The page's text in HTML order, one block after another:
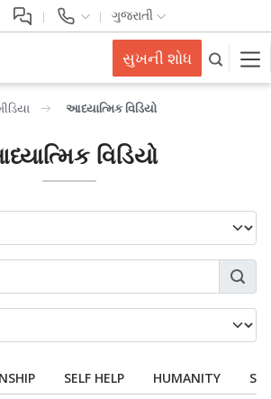
ગુજરાતી
સુખની શોધ
આધ્યાત્મિક વિડિયો
વિડિયો
SELF HELP HUMANITY